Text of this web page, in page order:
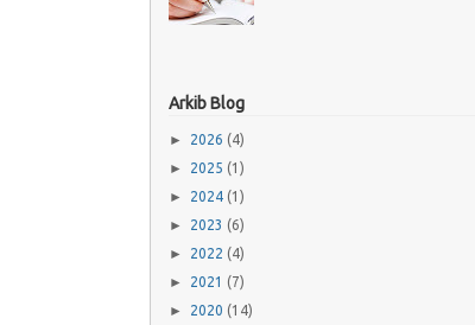
Arkib Blog
► 2026 (4)
► 2025 (1)
► 2024 (1)
► 2023 (6)
► 2022 (4)
► 2021 (7)
► 2020 (14)